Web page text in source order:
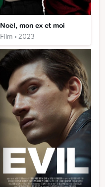
Noël, mon ex et moi
Film • 2023